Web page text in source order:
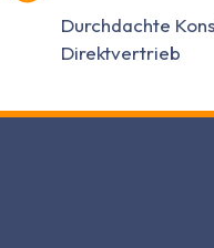
Durchdachte
Direktvertrieb